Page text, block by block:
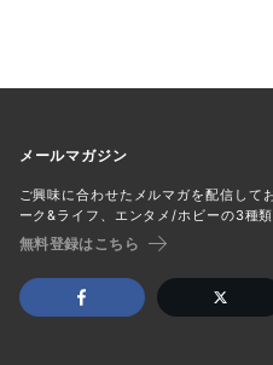
メールマガジン
ご興味に合わせたメルマガを配信して
ーク&ライフ、エンタメ/ホビーの3種類
無料登録はこちら